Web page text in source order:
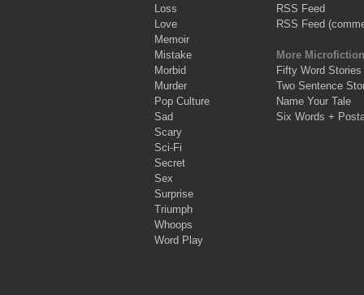
Loss
Love
Memoir
Mistake
Morbid
Murder
Pop Culture
Sad
Scary
Sci-Fi
Secret
Sex
Surprise
Triumph
Whoops
Word Play
RSS Feed
RSS Feed
More Microfiction
Fifty Word Stories
Two Sentence
Name Your Tale
Six Words +